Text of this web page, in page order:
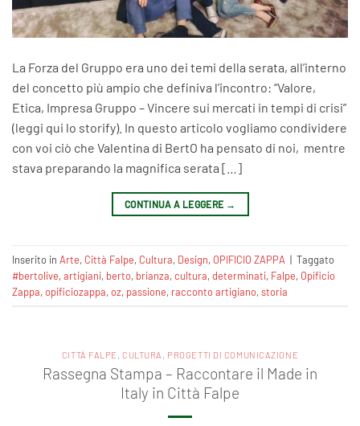
La Forza del Gruppo era uno dei temi della serata, all’interno
del concetto più ampio che definiva l’incontro: “Valore,
Etica, Impresa Gruppo – Vincere sui mercati in tempi di crisi”
(leggi qui lo storify). In questo articolo vogliamo condividere
con voi ciò che Valentina di BertO ha pensato di noi, mentre
stava preparando la magnifica serata […]
CONTINUA A LEGGERE →
Inserito in Arte, Città Falpe, Cultura, Design, OPIFICIO ZAPPA | Taggato
#bertolive,artigiani, berto, brianza,cultura,determinati, Falpe, Opificio
Zappa,opificiozappa,oz, passione, racconto artigiano,storia
CITTÀ FALPE , CULTURA , PROGETTI DI COMUNICAZIONE
Rassegna Stampa – Raccontare il Made in
Italy in Città Falpe